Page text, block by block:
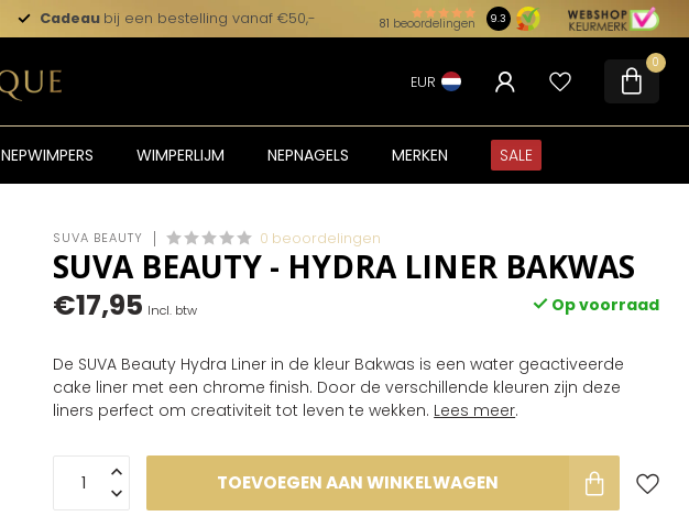
Cadeau bij een bestelling vanaf €50,- 81 beoordelingen 9.3
EUR
0
NEPWIMPERS WIMPERLIJM NEPNAGELS MERKEN SALE
SUVA BEAUTY 0 beoordelingen
SUVA BEAUTY - HYDRA LINER BAKWAS
€17,95 Incl. btw Op voorraad
De SUVA Beauty Hydra Liner in de kleur Bakwas is een water geactiveerde
cake liner met een chrome finish. Door de verschillende kleuren zijn deze
liners perfect om creativiteit tot leven te wekken. Lees meer.
TOEVOEGEN AAN WINKELWAGEN